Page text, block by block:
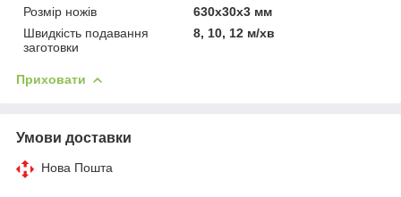
Розмір ножів
630х30х3 мм
Швидкість подавання
заготовки
8, 10, 12 м/хв
Приховати
Умови доставки
Нова Пошта